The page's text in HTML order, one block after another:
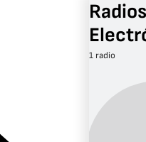
1 radio